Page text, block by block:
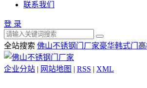
联系我们
登 录
全站搜索 佛山不锈钢门厂家豪华韩式门 高
企业分站 | 网站地图 | RSS | XML